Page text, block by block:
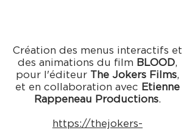
Création des menus interactifs et
des animations du film BLOOD,
pour l'éditeur The Jokers Films,
et en collaboration avec Etienne
Rappeneau Productions.
https://thejokers-